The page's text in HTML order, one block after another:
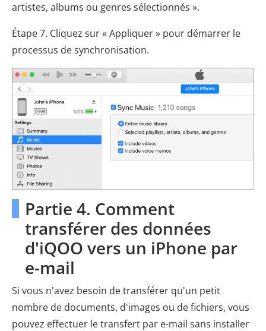
artistes, albums ou genres sélectionnés ».
Étape 7. Cliquez sur « Appliquer » pour démarrer le
processus de synchronisation.
Partie 4. Comment
transférer des données
d'iQOO vers un iPhone par
e-mail
Si vous n'avez besoin de transférer qu'un petit
nombre de documents, d'images ou de fichiers, vous
pouvez effectuer le transfert par e-mail sans installer